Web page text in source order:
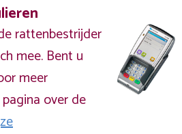
rattenbestrijder
mee. Bent u
meer
over de